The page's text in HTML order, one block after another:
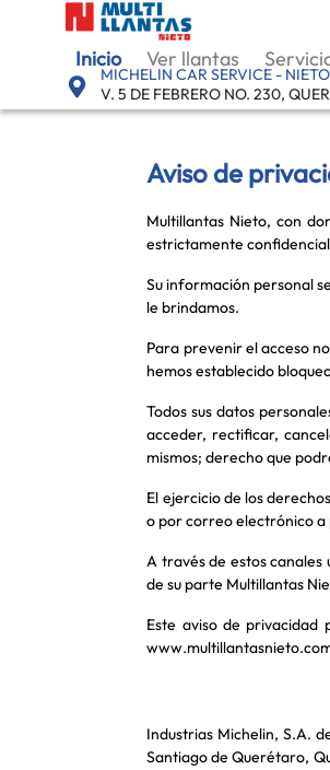
Inicio Ver llantas
MICHELIN CAR SERVICE -
V. 5 DE FEBRERO NO. 230,
Aviso de
Multillantas Nieto, con
estrictamente
Su información personal
le brindamos.
Para prevenir el acceso
hemos establecido
Todos sus datos
acceder, rectificar,
mismos; derecho que
El ejercicio de los
o por correo electrónico a
A través de estos
de su parte Multillantas
Este aviso de
Industrias Michelin, S.A.
Santiago de Querétaro,